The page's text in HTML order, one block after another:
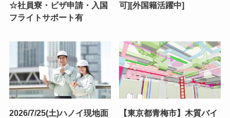
☆社員寮・ビザ申請・入国
フライトサポート有
可][外国籍活躍中]
2026/7/25(土)ハノイ現地面
【東京都青梅市】木質バイ